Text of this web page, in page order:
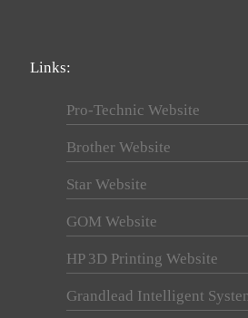
Links:
Pro-Technic Website
Brother Website
Star Website
GOM Website
HP 3D Printing Website
Grandlead Intelligent